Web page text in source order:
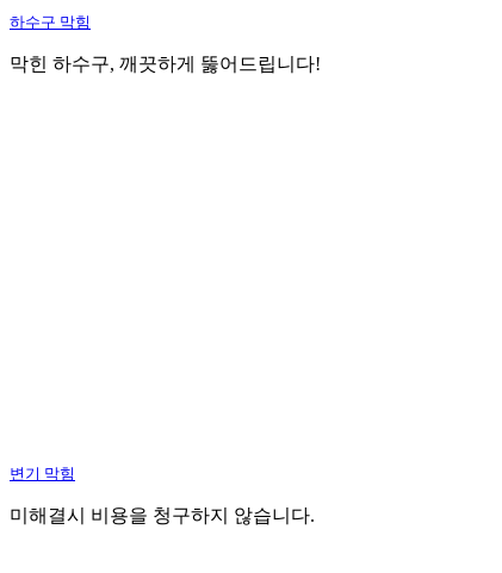
하수구 막힘
막힌 하수구, 깨끗하게 뚫어드립니다!
변기 막힘
미해결시 비용을 청구하지 않습니다.